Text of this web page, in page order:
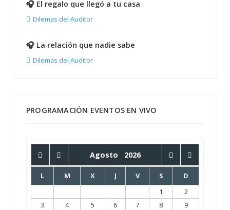
🎧 El regalo que llegó a tu casa
Dilemas del Auditor
🎧 La relación que nadie sabe
Dilemas del Auditor
PROGRAMACIÓN EVENTOS EN VIVO
Agosto 2026
L M X J V S
D
1
2
3
4 5 6 7 8
9